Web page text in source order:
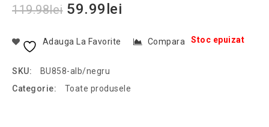
119.98lei 59.99 lei
Stoc epuizat
Adauga La Favorite Compara
SKU:
BU858-alb/negru
Categorie:
Toate produsele